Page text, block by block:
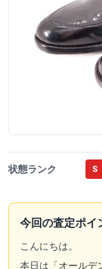
状態ランク S
今回の査定ポイ
こんにちは。
本日は「オールデ